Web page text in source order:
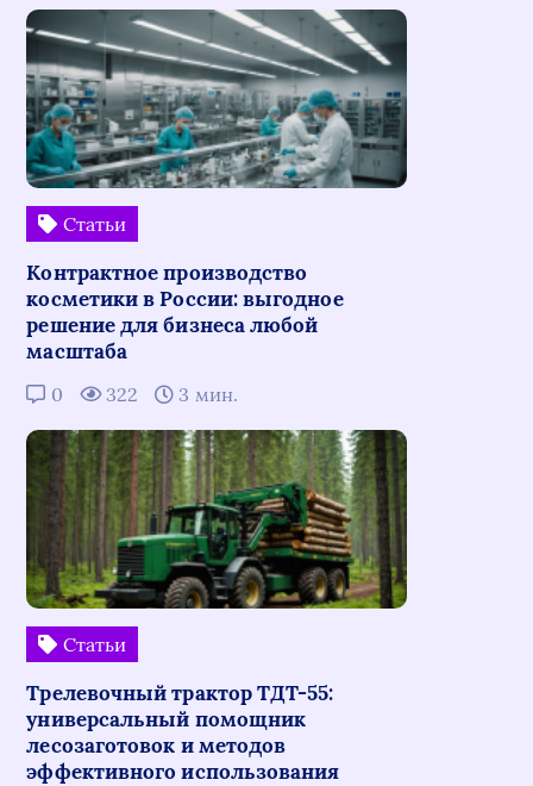
Статьи
Контрактное производство
косметики в России: выгодное
решение для бизнеса любой
масштаба
0 322 3 мин.
Статьи
Трелевочный трактор ТДТ-55:
универсальный помощник
лесозаготовок и методов
эффективного использования